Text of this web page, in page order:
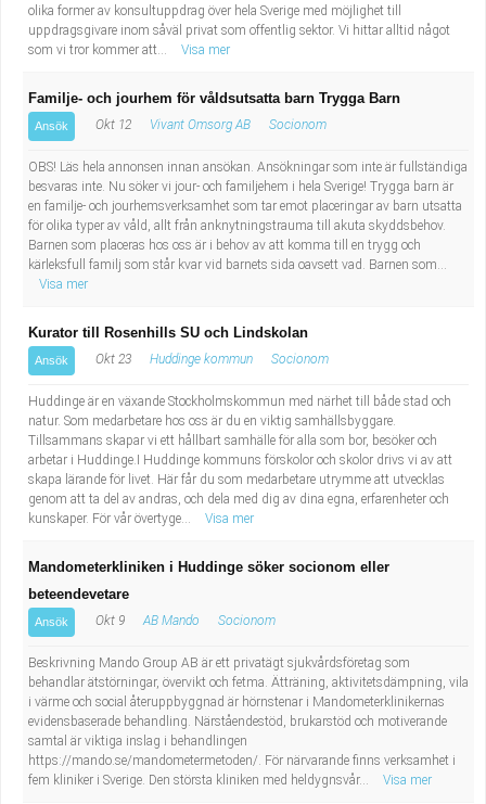
olika former av konsultuppdrag över hela Sverige med möjlighet till
uppdragsgivare inom såväl privat som offentlig sektor. Vi hittar alltid något
som vi tror kommer att...
Visa mer
Familje- och jourhem för våldsutsatta barn Trygga Barn
Ansök Okt 12 Vivant Omsorg AB Socionom
OBS! Läs hela annonsen innan ansökan. Ansökningar som inte är fullständiga
besvaras inte. Nu söker vi jour- och familjehem i hela Sverige! Trygga barn är
en familje- och jourhemsverksamhet som tar emot placeringar av barn utsatta
för olika typer av våld, allt från anknytningstrauma till akuta skyddsbehov.
Barnen som placeras hos oss är i behov av att komma till en trygg och
kärleksfull familj som står kvar vid barnets sida oavsett vad. Barnen som...
Visa mer
Kurator till Rosenhills SU och Lindskolan
Ansök Okt 23 Huddinge kommun Socionom
Huddinge är en växande Stockholmskommun med närhet till både stad och
natur. Som medarbetare hos oss är du en viktig samhällsbyggare.
Tillsammans skapar vi ett hållbart samhälle för alla som bor, besöker och
arbetar i Huddinge.I Huddinge kommuns förskolor och skolor drivs vi av att
skapa lärande för livet. Här får du som medarbetare utrymme att utvecklas
genom att ta del av andras, och dela med dig av dina egna, erfarenheter och
kunskaper. För vår övertyge...
Visa mer
Mandometerkliniken i Huddinge söker socionom eller
beteendevetare
Ansök Okt 9 AB Mando Socionom
Beskrivning Mando Group AB är ett privatägt sjukvårdsföretag som
behandlar ätstörningar, övervikt och fetma. Ätträning, aktivitetsdämpning, vila
i värme och social återuppbyggnad är hörnstenar i Mandometerklinikernas
evidensbaserade behandling. Närståendestöd, brukarstöd och motiverande
samtal är viktiga inslag i behandlingen
https://mando.se/mandometermetoden/. För närvarande finns verksamhet i
fem kliniker i Sverige. Den största kliniken med heldygnsvår...
Visa mer